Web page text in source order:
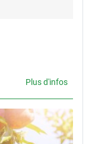
Plus d'infos